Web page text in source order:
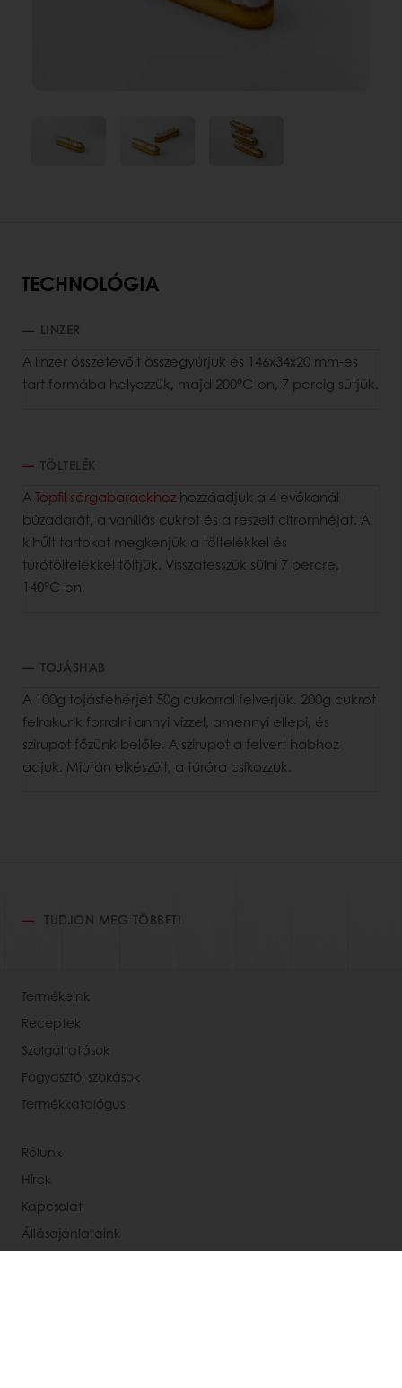
TECHNOLÓGIA
LINZER
A linzer összetevőit összegyúrjuk és 146x34x20 mm-es
tart formába helyezzük, majd 200°C-on, 7 percig sütjük.
TÖLTELÉK
ATopfil sárgabarackhoz hozzáadjuk a 4 evőkanál
búzadarát, a vaníliás cukrot és a reszelt citromhéjat. A
kihűlt tartokat megkenjük a töltelékkel és
túrótöltelékkel töltjük. Visszatesszük sülni 7 percre,
140°C-on.
TOJÁSHAB
A 100g tojásfehérjét 50g cukorral felverjük. 200g cukrot
felrakunk forralni annyi vízzel, amennyi ellepi, és
szirupot főzünk belőle. A szirupot a felvert habhoz
adjuk. Miután elkészült, a túróra csíkozzuk.
TUDJON MEG TÖBBET!
Termékeink
Receptek
Szolgáltatások
Fogyasztói szokások
Termékkatalógus
Rólunk
Hírek
Kapcsolat
Állásajánlataink